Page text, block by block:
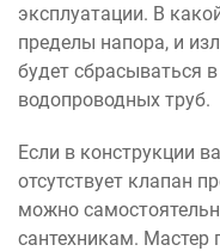
эксплуатации. В
пределы напора, и
будет сбрасываться
водопроводных труб.
Если в конструкции
отсутствует клапан
можно
сантехникам. Мастер